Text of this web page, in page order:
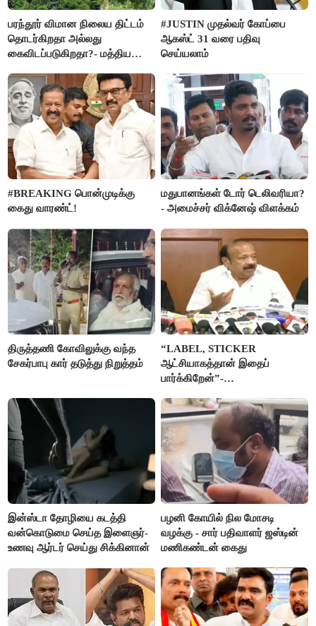
பரந்தூர் விமான நிலைய திட்டம்
தொடர்கிறதா அல்லது
கைவிடப்படுகிறதா?- மத்திய
#JUSTIN முதல்வர் கோப்பை
ஆகஸ்ட் 31 வரை பதிவு
செய்யலாம்
#BREAKING பொன்முடிக்கு
கைது வாரண்ட்!
மதுபானங்கள் டோர் டெலிவரியா?
- அமைச்சர் விக்னேஷ் விளக்கம்
திருத்தணி கோவிலுக்கு வந்த
சேகர்பாபு கார் தடுத்து நிறுத்தம்
“LABEL, STICKER
ஆட்சியாகத்தான் இதைப்
பார்க்கிறேன்”-
இன்ஸ்டா தோழியை கடத்தி
வன்கொடுமை செய்த இளைஞர்-
உணவு ஆர்டர் செய்து சிக்கினான்
பழனி கோயில் நில மோசடி
வழக்கு - சார் பதிவாளர் ஜஸ்டின்
மணிகண்டன் கைது